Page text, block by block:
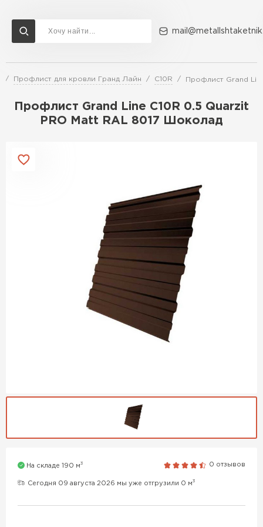
Профлист для кровли Гранд Лайн C10R Профлист Grand
Профлист Grand Line C10R 0.5 Quarzit
PRO Matt RAL 8017 Шоколад
На складе 190 м3 0 отзывов
Сегодня 09 августа 2026 мы уже отгрузили 0 м3
Доставка и оплата Акции О компании Контакты
Перейти в каталог